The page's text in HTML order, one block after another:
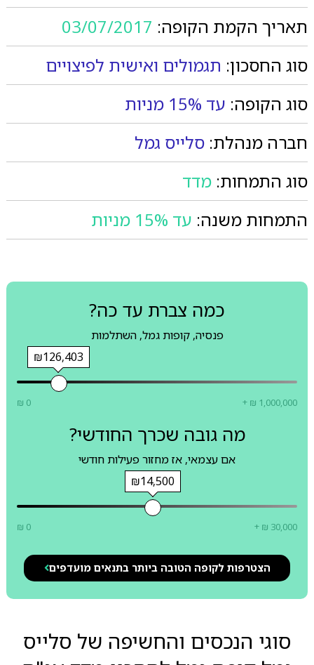
תאריך הקמת הקופה: 03/07/2017
סוג החסכון: תגמולים ואישית לפיצויים
סוג הקופה: עד 15% מניות
חברה מנהלת: סלייס גמל
סוג התמחות: מדד
התמחות משנה: עד 15% מניות
כמה צברת עד כה?
פנסיה, קופות גמל, השתלמות
₪126,403
₪ 0 + ₪ 1,000,000
מה גובה שכרך החודשי?
אם עצמאי, אז מחזור פעילות חודשי
₪14,500
₪ 0 + ₪ 30,000
הצטרפות לקופה הטובה ביותר בתנאים מועדפים
סוגי הנכסים והחשיפה של סלייס